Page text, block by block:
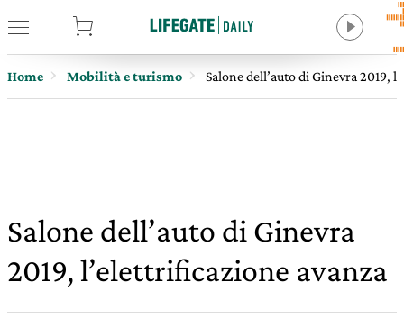
Home Mobilità e turismo Salone dell’auto di Ginevra 2019,
Salone dell’auto di Ginevra
2019, l’elettrificazione avanza